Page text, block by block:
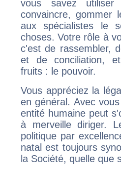
vous savez
convaincre, gommer
aux spécialistes le
choses. Votre rôle à
c'est de rassembler,
et de conciliation,
fruits : le pouvoir.
Vous appréciez la
en général. Avec
entité humaine peut
à merveille diriger.
politique par
natal est toujours
la Société, quelle que